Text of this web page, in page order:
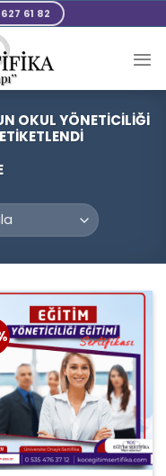
61 82
OKUL YÖNETICILIĞI